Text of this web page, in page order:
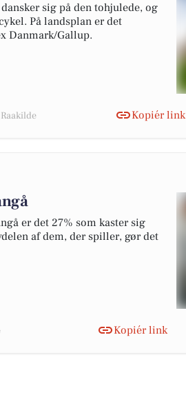
sig på den tohjulede, og
På landsplan er det
Danmark/Gallup.
Kopiér link
er det 27% som kaster sig
af dem, der spiller, gør det
Kopiér link